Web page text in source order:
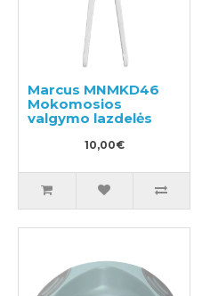
Marcus MNMKD46
Mokomosios
valgymo lazdelės
10,00€